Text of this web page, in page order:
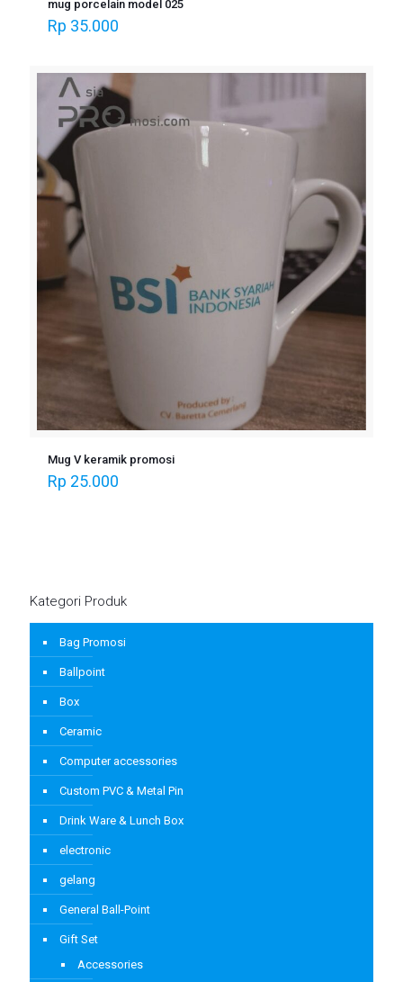
mug porcelain model 025
Rp 35.000
Mug V keramik promosi
Rp 25.000
Kategori Produk
Bag Promosi
Ballpoint
Box
Ceramic
Computer accessories
Custom PVC & Metal Pin
Drink Ware & Lunch Box
electronic
gelang
General Ball-Point
Gift Set
Accessories